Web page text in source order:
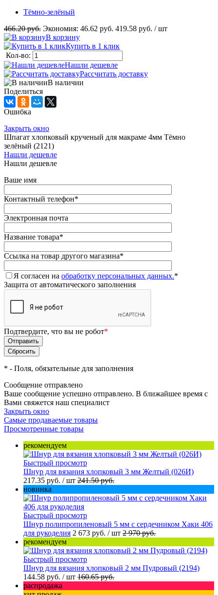
Тёмно-зелёный
466.20 руб. Экономия: 46.62 руб. 419.58 руб. / шт
В корзину
Купить в 1 клик
Кол-во:
Нашли дешевле
Рассчитать доставку
В наличии
Поделиться
Ошибка
Закрыть окно
Шпагат хлопковый крученый для макраме 4мм Тёмно
зелёный (2121)
Нашли дешевле
Нашли дешевле
Ваше имя
Контактный телефон*
Электронная почта
Название товара*
Ссылка на товар другого магазина*
Я согласен на обработку персональных данных.*
Защита от автоматического заполнения
Подтвердите, что вы не робот*
* - Поля, обязательные для заполнения
Сообщение отправлено
Ваше сообщение успешно отправлено. В ближайшее время с
Вами свяжется наш специалист
Закрыть окно
Самые продаваемые товары
Просмотренные товары
рекомендуем
Быстрый просмотр
Шнур для вязания хлопковый 3 мм Желтый (026И)
217.35 руб. / шт 241.50 руб.
новинка
Быстрый просмотр
Шнур полипропиленовый 5 мм с сердечником Хаки 406
для рукоделия 2 673 руб. / шт 2 970 руб.
рекомендуем
Быстрый просмотр
Шнур для вязания хлопковый 2 мм Пудровый (2194)
144.58 руб. / шт 160.65 руб.
распродажа